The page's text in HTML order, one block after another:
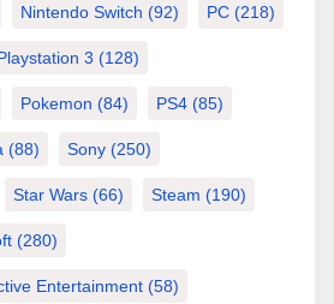
Nintendo Switch (92) PC (218)
3 (128)
Pokemon (84) PS4 (85)
(88) Sony (250)
Star Wars (66) Steam (190)
(280)
Entertainment (58)